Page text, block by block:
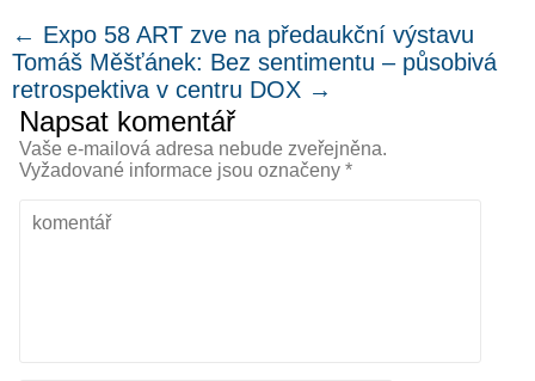
← Expo 58 ART zve na předaukční výstavu
Tomáš Měšťánek: Bez sentimentu – působivá
retrospektiva v centru DOX →
Napsat komentář
Vaše e-mailová adresa nebude zveřejněna.
Vyžadované informace jsou označeny *